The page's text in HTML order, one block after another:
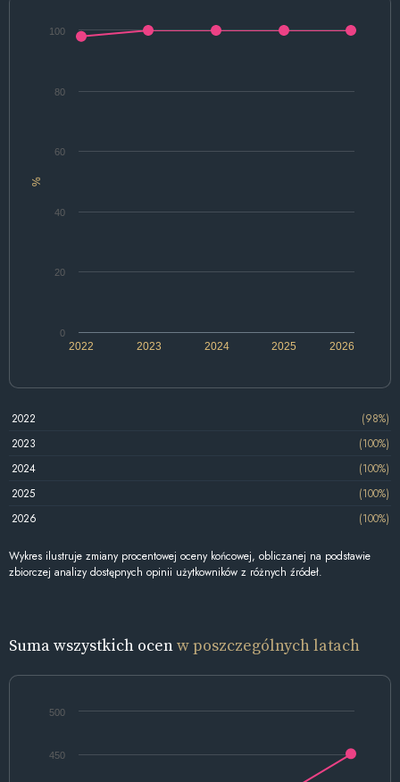
%
2022 2024 2026
2023 2025
0
20
40
60
80
100
2022
(98%)
2023
(100%)
2024
(100%)
2025
(100%)
2026
(100%)
Wykres ilustruje zmiany procentowej oceny końcowej, obliczanej na podstawie
zbiorczej analizy dostępnych opinii użytkowników z różnych źródeł.
Suma wszystkich ocenw poszczególnych latach
450
500